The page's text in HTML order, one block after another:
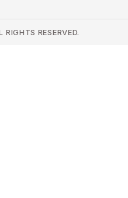
RESERVED.